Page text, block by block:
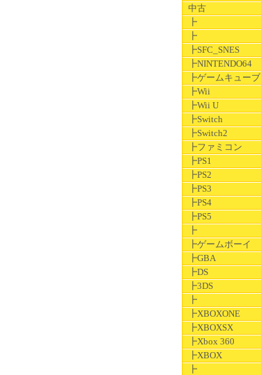
中古
┣
┣
┣SFC_SNES
┣NINTENDO64
┣ゲームキューブ
┣Wii
┣Wii U
┣Switch
┣Switch2
┣ファミコン
┣PS1
┣PS2
┣PS3
┣PS4
┣PS5
┣
┣ゲームボーイ
┣GBA
┣DS
┣3DS
┣
┣XBOXONE
┣XBOXSX
┣Xbox 360
┣XBOX
┣